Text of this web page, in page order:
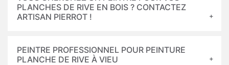
PLANCHES DE RIVE EN BOIS ? CONTACTEZ
ARTISAN PIERROT !
PEINTRE PROFESSIONNEL POUR PEINTURE
PLANCHE DE RIVE À VIEU